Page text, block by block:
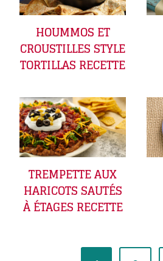
HOUMMOS ET
CROUSTILLES STYLE
TORTILLAS RECETTE
TREMPETTE AUX
HARICOTS SAUTÉS
À ÉTAGES RECETTE